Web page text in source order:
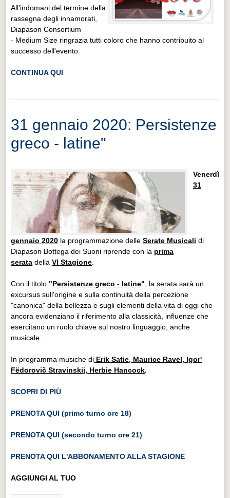
All'indomani del termine della
rassegna degli innamorati,
Diapason Consortium
- Medium Size ringrazia tutti coloro che hanno contribuito al
successo dell'evento.
CONTINUA QUI
31 gennaio 2020: Persistenze
greco - latine"
Venerdì
31
gennaio 2020 la programmazione delleSerate Musicali di
Diapason Bottega dei Suoni riprende con la prima
serata dellaVI Stagione.
Con il titolo "Persistenze greco - latine", la serata sarà un
excursus sull'origine e sulla continuità della percezione
"canonica" della bellezza e sugli elementi della vita di oggi che
ancora evidenziano il riferimento alla classicità, influenze che
esercitano un ruolo chiave sul nostro linguaggio, anche
musicale.
In programma musiche di Erik Satie, Maurice Ravel, Igor'
Fëdorovič Stravinskij, Herbie Hancock.
SCOPRI DI PIÙ
PRENOTA QUI (primo turno ore 18)
PRENOTA QUI (secondo turno ore 21)
PRENOTA QUI L'ABBONAMENTO ALLA STAGIONE
AGGIUNGI AL TUO